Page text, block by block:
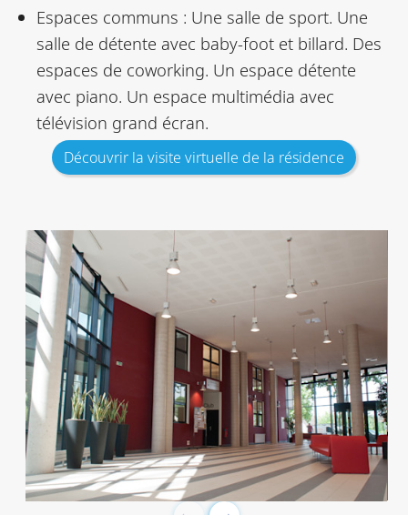
Espaces communs : Une salle de sport. Une
salle de détente avec baby-foot et billard. Des
espaces de coworking. Un espace détente
avec piano. Un espace multimédia avec
télévision grand écran.
Découvrir la visite virtuelle de la résidence